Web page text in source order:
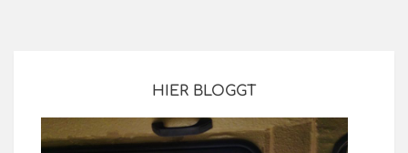
HIER BLOGGT